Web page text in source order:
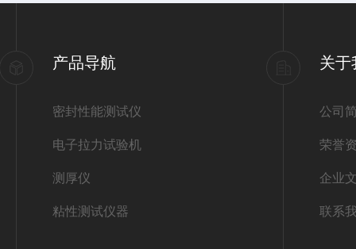
产品导航
密封性能测试仪
电子拉力试验机
测厚仪
粘性测试仪器
关于
公司
荣誉
企业
联系